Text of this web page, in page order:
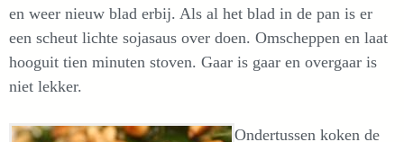
en weer nieuw blad erbij. Als al het blad in de pan is er
een scheut lichte sojasaus over doen. Omscheppen en laat
hooguit tien minuten stoven. Gaar is gaar en overgaar is
niet lekker.
Ondertussen koken de